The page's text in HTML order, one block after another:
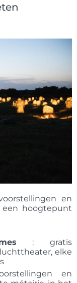
en
hoogtepunt
: gratis
elke
en